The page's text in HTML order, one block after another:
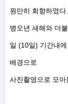
원만히 회향하였다
병오년 새해와 더
일 (10일) 기간내
배경으로
사진촬영으로 모아